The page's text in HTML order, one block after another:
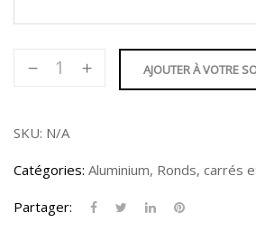
quantité
rectangulaire
AJOUTER À VOTRE
SKU: N/A
Catégories: Aluminium, Ronds, carrés
Partager: